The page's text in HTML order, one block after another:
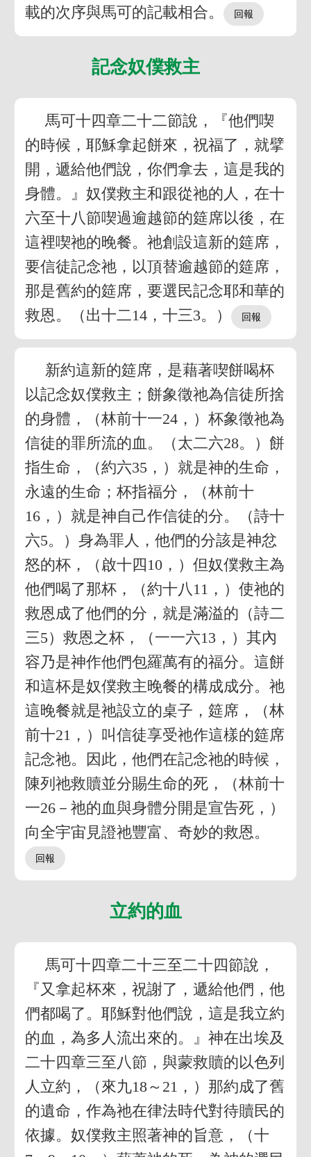
載的次序與馬可的記載相合。
記念奴僕救主
馬可十四章二十二節說，『他們喫
的時候，耶穌拿起餅來，祝福了，就擘
開，遞給他們說，你們拿去，這是我的
身體。』奴僕救主和跟從祂的人，在十
六至十八節喫過逾越節的筵席以後，在
這裡喫祂的晚餐。祂創設這新的筵席，
要信徒記念祂，以頂替逾越節的筵席，
那是舊約的筵席，要選民記念耶和華的
救恩。（出十二14，十三3。）
新約這新的筵席，是藉著喫餅喝杯
以記念奴僕救主；餅象徵祂為信徒所捨
的身體，（林前十一24，）杯象徵祂為
信徒的罪所流的血。（太二六28。）餅
指生命，（約六35，）就是神的生命，
永遠的生命；杯指福分，（林前十
16，）就是神自己作信徒的分。（詩十
六5。）身為罪人，他們的分該是神忿
怒的杯，（啟十四10，）但奴僕救主為
他們喝了那杯，（約十八11，）使祂的
救恩成了他們的分，就是滿溢的（詩二
三5）救恩之杯，（一一六13，）其內
容乃是神作他們包羅萬有的福分。這餅
和這杯是奴僕救主晚餐的構成成分。祂
這晚餐就是祂設立的桌子，筵席，（林
前十21，）叫信徒享受祂作這樣的筵席
記念祂。因此，他們在記念祂的時候，
陳列祂救贖並分賜生命的死，（林前十
一26－祂的血與身體分開是宣告死，）
向全宇宙見證祂豐富、奇妙的救恩。
立約的血
馬可十四章二十三至二十四節說，
『又拿起杯來，祝謝了，遞給他們，他
們都喝了。耶穌對他們說，這是我立約
的血，為多人流出來的。』神在出埃及
二十四章三至八節，與蒙救贖的以色列
人立約，（來九18～21，）那約成了舊
的遺命，作為祂在律法時代對待贖民的
依據。奴僕救主照著神的旨意，（十